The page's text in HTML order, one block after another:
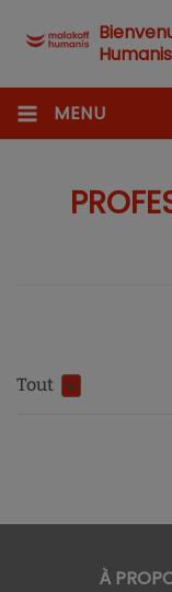
Humanis
MENU
Tout 0
À